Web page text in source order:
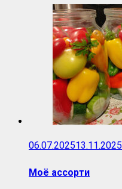
06.07.202513.11.2025
Моё ассорти